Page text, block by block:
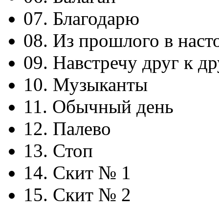
07. Благодарю
08. Из прошлого в
09. Навстречу друг к
10. Музыканты
11. Обычный день
12. Палево
13. Стоп
14. Скит № 1
15. Скит № 2